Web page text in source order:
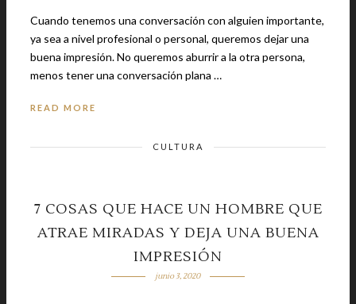
Cuando tenemos una conversación con alguien importante,
ya sea a nivel profesional o personal, queremos dejar una
buena impresión. No queremos aburrir a la otra persona,
menos tener una conversación plana …
READ MORE
CULTURA
7 COSAS QUE HACE UN HOMBRE QUE
ATRAE MIRADAS Y DEJA UNA BUENA
IMPRESIÓN
junio 3, 2020